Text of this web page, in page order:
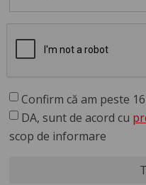
Confirm că am peste
DA, sunt de acord cu
scop de informare